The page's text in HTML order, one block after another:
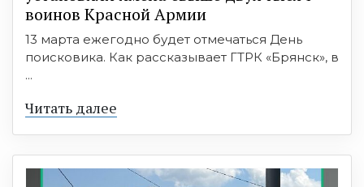
воинов Красной Армии
13 марта ежегодно будет отмечаться День
поисковика. Как рассказывает ГТРК «Брянск», в
...
Читать далее